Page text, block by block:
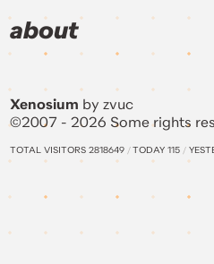
about
Xenosium by zvuc
©2007 - 2026 Some rights
TOTAL VISITORS 2818649 /TODAY 115 /